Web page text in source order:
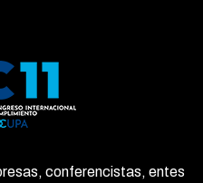
conferencistas, entes